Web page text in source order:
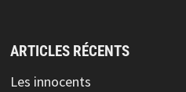
ARTICLES RÉCENTS
Les innocents